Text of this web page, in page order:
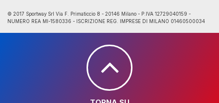
© 2017 Sportway Srl Via F. Primaticcio 8 - 20146 Milano - P.IVA 12729040159 -
NUMERO REA MI-1580336 - ISCRIZIONE REG. IMPRESE DI MILANO 01460500034